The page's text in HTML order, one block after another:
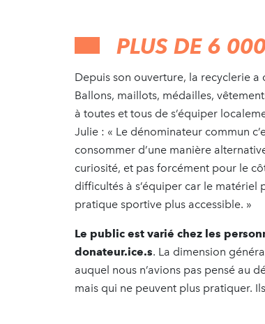
PLUS DE 6
Depuis son ouverture, la recyclerie a
Ballons, maillots, médailles,
à toutes et tous de s’équiper
Julie : « Le dénominateur commun
consommer d’une manière
curiosité, et pas forcément pour le
difficultés à s’équiper car le matériel
pratique sportive plus accessible. »
Le public est varié chez les
donateur.ice.s. La dimension
auquel nous n’avions pas pensé au
mais qui ne peuvent plus pratiquer.